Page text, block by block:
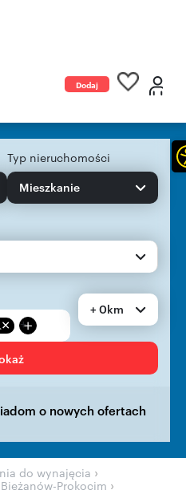
Dodaj
Typ nieruchomości
Mieszkanie
+
+ 0km
o nowych ofertach
do wynajęcia ›
Bieżanów-Prokocim ›